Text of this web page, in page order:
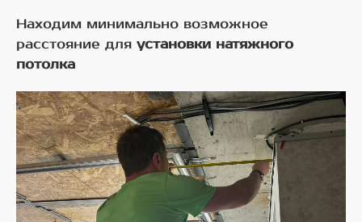
Находим минимально возможное
расстояние для установки натяжного
потолка